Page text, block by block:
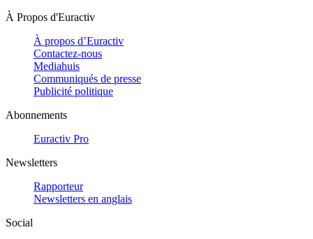
À Propos d'Euractiv
À propos d’Euractiv
Contactez-nous
Mediahuis
Communiqués de presse
Publicité politique
Abonnements
Euractiv Pro
Newsletters
Rapporteur
Newsletters en anglais
Social